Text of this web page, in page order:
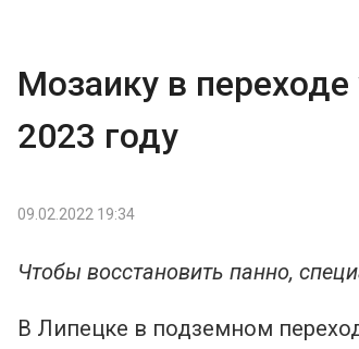
Мозаику в переходе
2023 году
09.02.2022 19:34
Чтобы восстановить панно,
В Липецке в подземном